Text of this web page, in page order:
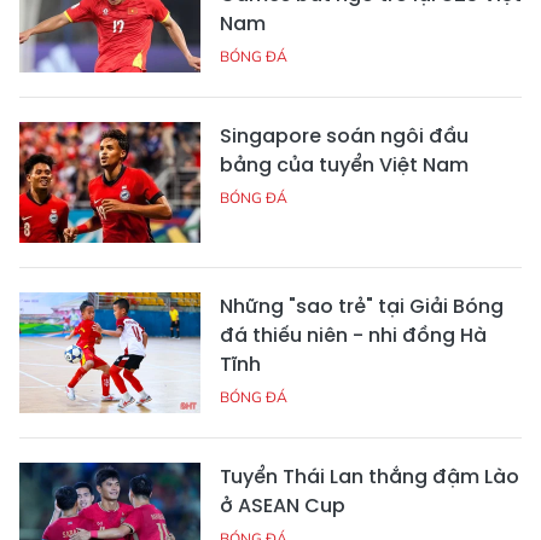
Nam
BÓNG ĐÁ
Singapore soán ngôi đầu
bảng của tuyển Việt Nam
BÓNG ĐÁ
Những "sao trẻ" tại Giải Bóng
đá thiếu niên - nhi đồng Hà
Tĩnh
BÓNG ĐÁ
Tuyển Thái Lan thắng đậm Lào
ở ASEAN Cup